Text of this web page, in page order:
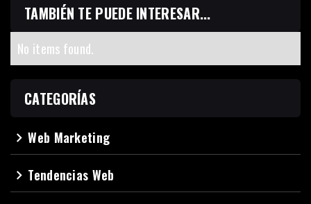
TAMBIÉN TE PUEDE INTERESAR...
No items found.
CATEGORÍAS
navigate_nextWeb Marketing
navigate_next Tendencias Web